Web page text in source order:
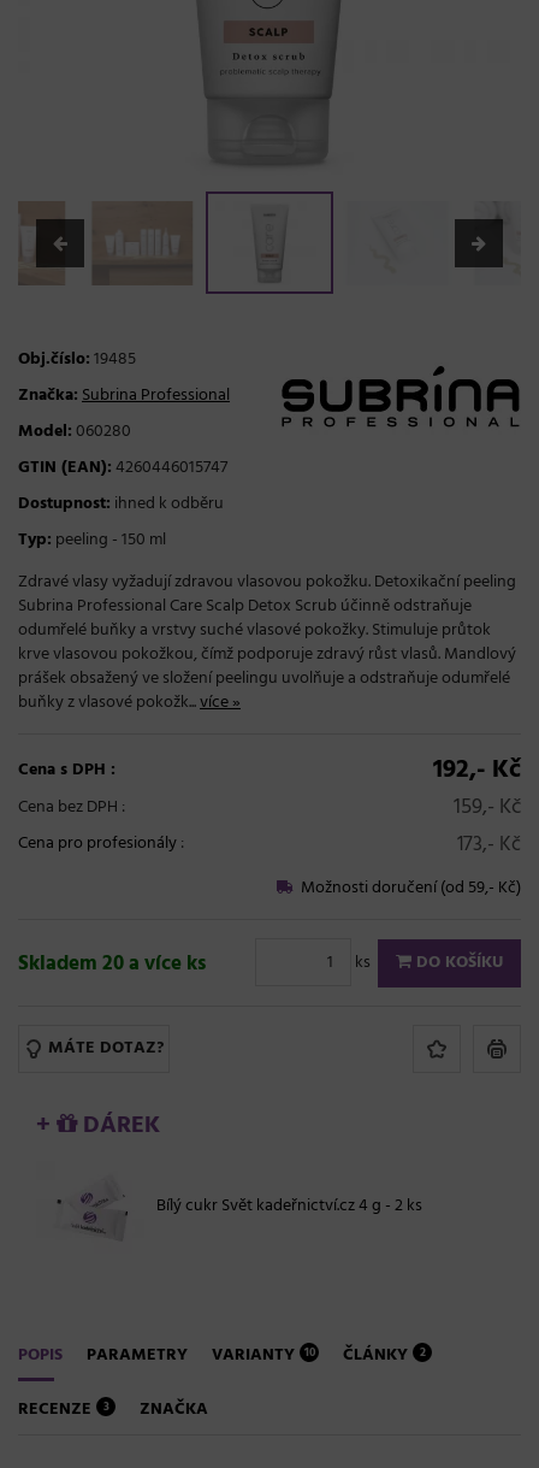
Obj.číslo:19485
Značka:Subrina Professional
Model:060280
GTIN (EAN):4260446015747
Dostupnost: ihned k odběru
Typ: peeling - 150 ml
Zdravé vlasy vyžadují zdravou vlasovou pokožku. Detoxikační peeling
Subrina Professional Care Scalp Detox Scrub účinně odstraňuje
odumřelé buňky a vrstvy suché vlasové pokožky. Stimuluje průtok
krve vlasovou pokožkou, čímž podporuje zdravý růst vlasů. Mandlový
prášek obsažený ve složení peelingu uvolňuje a odstraňuje odumřelé
buňky z vlasové pokožk...více »
Cena s DPH : 192,- Kč
Cena bez DPH : 159,- Kč
Cena pro profesionály: 173,- Kč
Možnosti doručení (od 59,- Kč)
Skladem 20 a více ks ks DO KOŠÍKU
MÁTE DOTAZ?
+ DÁREK
Bílý cukr Svět kadeřnictví.cz 4 g - 2 ks
POPIS PARAMETRY VARIANTY 10 ČLÁNKY 2
RECENZE 3 ZNAČKA